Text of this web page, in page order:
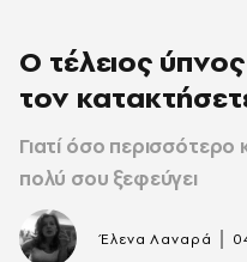
Ο τέλειος
τον
Γιατί όσο
πολύ σου ξεφεύγει
Έλενα Λαναρά